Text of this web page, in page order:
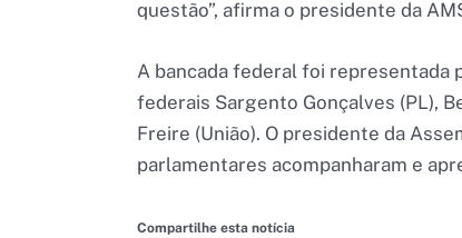
questão”, afirma o presidente da
A bancada federal foi representada
federais Sargento Gonçalves (PL),
Freire (União). O presidente da
parlamentares acompanharam e
Compartilhe esta notícia